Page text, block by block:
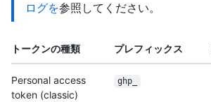
ログを参照してください。
トークンの種類 プレフィックス
Personal access
token (classic)
ghp_